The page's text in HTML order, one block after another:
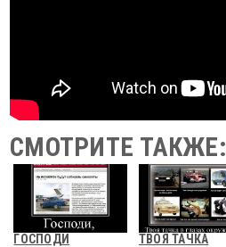
СМОТРИТЕ ТАКЖЕ:
ГОСПОДИ ТВОЯ ТАЧКА